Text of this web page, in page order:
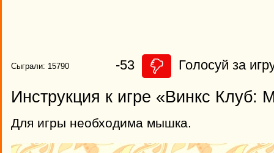
Сыграли: 15790 -53 Голосуй за
Инструкция к игре «Винкс Клуб:
Для игры необходима мышка.